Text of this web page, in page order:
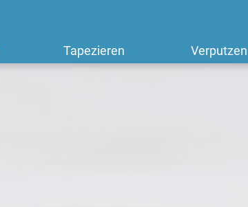
Tapezieren Verputzen